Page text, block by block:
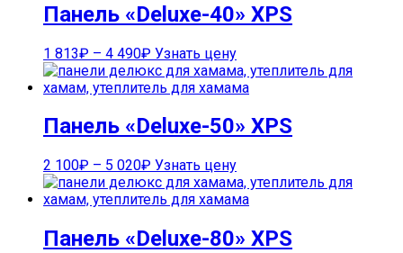
Панель «Deluxe-40» XPS
1 813₽ – 4 490₽ Узнать цену
Панель «Deluxe-50» XPS
2 100₽ – 5 020₽ Узнать цену
Панель «Deluxe-80» XPS